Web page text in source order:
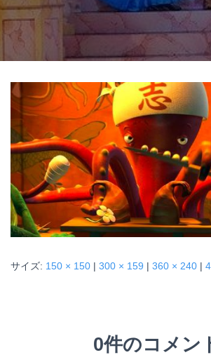
サイズ: 150 × 150 | 300 × 159 | 360 × 240 |
0件のコメン